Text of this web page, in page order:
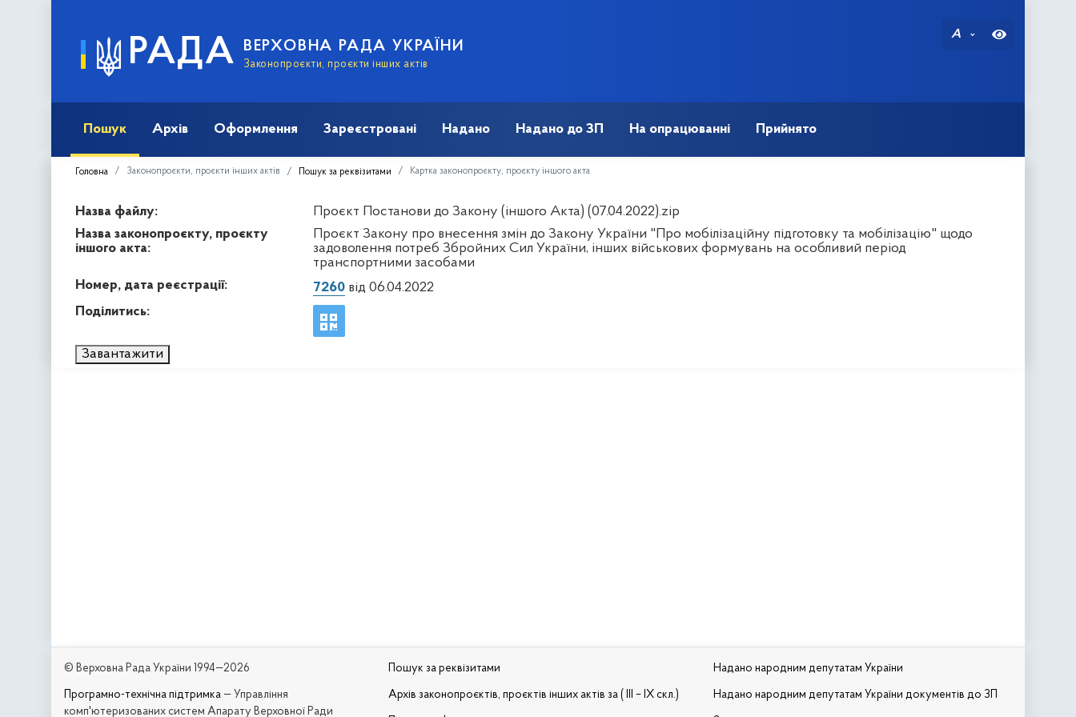
РАДА ВЕРХОВНА РАДА УКРАЇНИ
Законопроєкти, проєкти інших актів
A
Пошук Архів Оформлення Зареєстровані Надано Надано до ЗП На опрацюванні Прийнято
Головна Законопроєкти, проєкти інших актів Пошук за реквізитами Картка законопроєкту, проєкту іншого акта
Назва файлу:
Проєкт Постанови до Закону (іншого Акта) (07.04.2022).zip
Назва законопроєкту, проєкту
іншого акта:
Проєкт Закону про внесення змін до Закону України "Про мобілізаційну підготовку та мобілізацію" щодо
задоволення потреб Збройних Сил України, інших військових формувань на особливий період
транспортними засобами
Номер, дата реєстрації:
7260від 06.04.2022
Поділитись:
Завантажити
© Верховна Рада України 1994—2026
Програмно-технічна підтримка — Управління
комп'ютеризованих систем Апарату Верховної Ради
Пошук за реквізитами
Архів законопроєктів, проєктів інших актів за ( III – IX скл.)
Надано народним депутатам України
Надано народним депутатам України документів до ЗП